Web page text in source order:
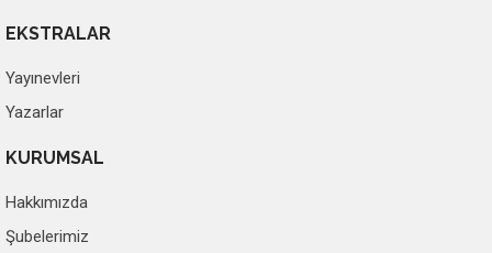
EKSTRALAR
Yayınevleri
Yazarlar
KURUMSAL
Hakkımızda
Şubelerimiz